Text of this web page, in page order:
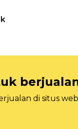
di situs web,